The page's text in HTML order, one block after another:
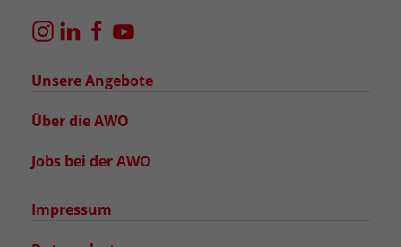
Unsere Angebote
Über die AWO
Jobs bei der AWO
Impressum